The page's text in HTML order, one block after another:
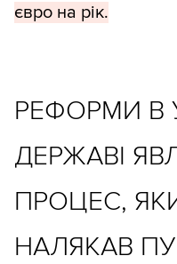
євро на рік.
РЕФОРМИ В
ДЕРЖАВІ
ПРОЦЕС,
НАЛЯКАВ